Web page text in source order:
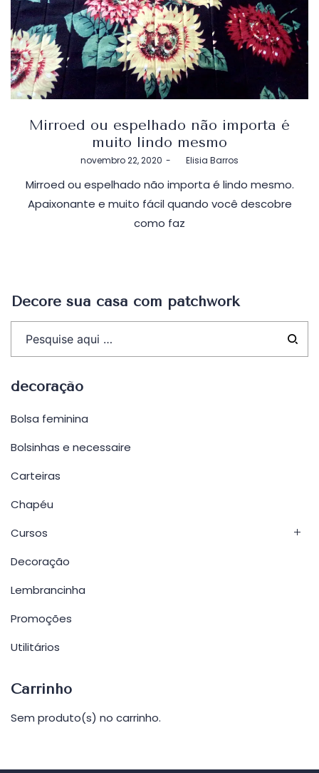
Mirroed ou espelhado não importa é
muito lindo mesmo
Postado
novembro 22, 2020 byElisia Barros
Mirroed ou espelhado não importa é lindo mesmo.
Apaixonante e muito fácil quando você descobre
como faz
Decore sua casa com patchwork
decoração
Bolsa feminina
Bolsinhas e necessaire
Carteiras
Chapéu
Cursos
Decoração
Lembrancinha
Promoções
Utilitários
Carrinho
Sem produto(s) no carrinho.